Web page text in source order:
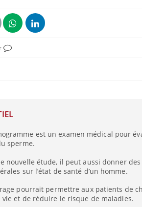
est un examen médical pour
sperme.
nouvelle étude, il peut aussi donner
sur l’état de santé d’un homme.
pourrait permettre aux patients de
vie et de réduire le risque de maladies.
de type 2
chez les
les soignants. soleil, activités en plein